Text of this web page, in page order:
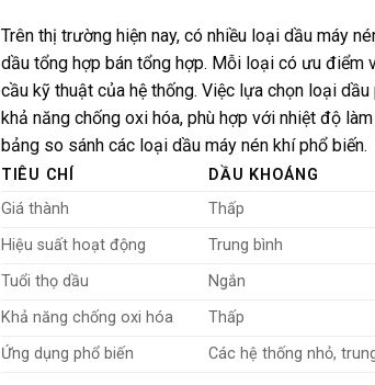
Trên thị trường hiện nay, có nhiều loại dầu máy
dầu tổng hợp bán tổng hợp. Mỗi loại có ưu
cầu kỹ thuật của hệ thống. Việc lựa chọn loại
khả năng chống oxi hóa, phù hợp với nhiệt độ
bảng so sánh các loại dầu máy nén khí phổ biến.
TIÊU CHÍ DẦU KHOÁNG
Giá thành
Thấp
Hiệu suất hoạt động
Trung bình
Tuổi thọ dầu
Ngắn
Khả năng chống oxi hóa
Thấp
Ứng dụng phổ biến
Các hệ thống nhỏ,